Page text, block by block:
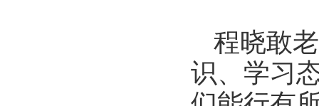
程晓敢
识、学习